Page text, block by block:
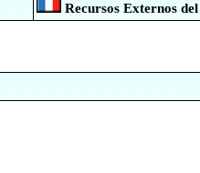
Recursos Externos